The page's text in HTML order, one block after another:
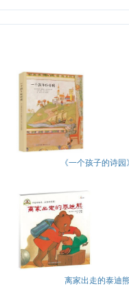
《一个孩子的诗园
离家出走的泰迪